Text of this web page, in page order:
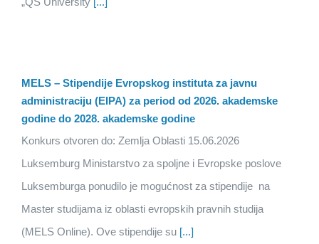
MELS – Stipendije Evropskog instituta za javnu
administraciju (EIPA) za period od 2026. akademske
godine do 2028. akademske godine
Konkurs otvoren do: Zemlja Oblasti 15.06.2026
Luksemburg Ministarstvo za spoljne i Evropske poslove
Luksemburga ponudilo je mogućnost za stipendije na
Master studijama iz oblasti evropskih pravnih studija
(MELS Online). Ove stipendije su [...]